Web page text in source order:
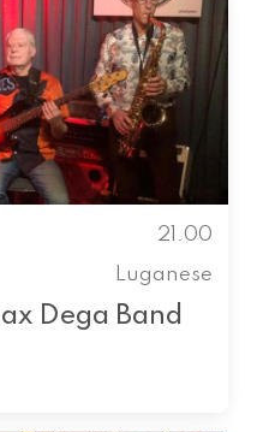
21.00
Luganese
Dega Band